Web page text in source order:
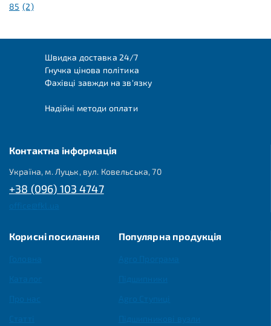
85 (2)
Швидка доставка 24/7
Гнучка цінова політика
Фахівці завжди на зв'язку
Надійні методи оплати
Контактна інформація
Україна, м. Луцьк, вул. Ковельська, 70
+38 (096) 103 4747
Корисні посилання Популярна продукція